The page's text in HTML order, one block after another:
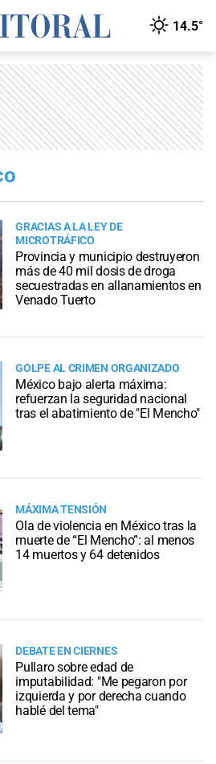
14.5°
GRACIAS A LA LEY DE
MICROTRÁFICO
Provincia y municipio destruyeron
más de 40 mil dosis de droga
secuestradas en allanamientos en
Venado Tuerto
GOLPE AL CRIMEN ORGANIZADO
México bajo alerta máxima:
refuerzan la seguridad nacional
tras el abatimiento de "El Mencho"
MÁXIMA TENSIÓN
Ola de violencia en México tras la
muerte de “El Mencho”: al menos
14 muertos y 64 detenidos
DEBATE EN CIERNES
Pullaro sobre edad de
imputabilidad: "Me pegaron por
izquierda y por derecha cuando
hablé del tema"